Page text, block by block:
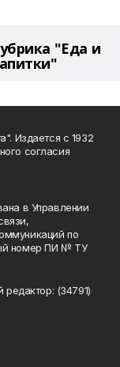
"Еда и
Издается с 1932
согласия
в Управлении
по
номер ПИ № ТУ
редактор: (34791)